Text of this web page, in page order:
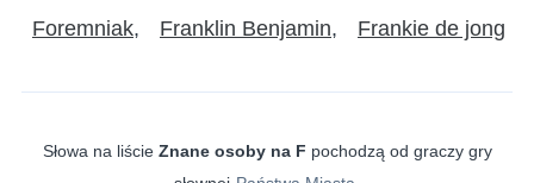
Foremniak Franklin Benjamin Frankie de jong
Słowa na liście Znane osoby na F pochodzą od graczy gry